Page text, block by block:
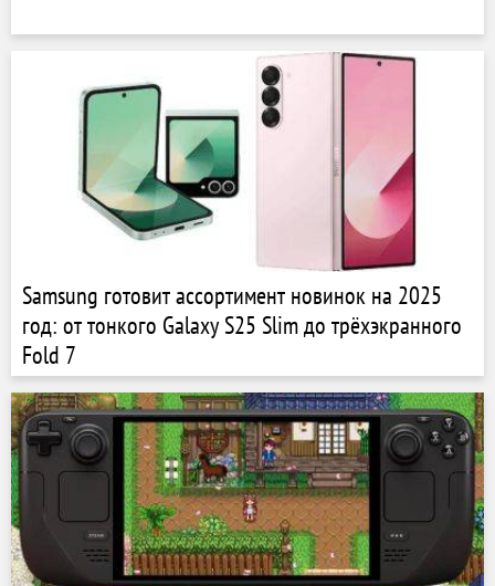
Samsung готовит ассортимент новинок на 2025
год: от тонкого Galaxy S25 Slim до трёхэкранного
Fold 7